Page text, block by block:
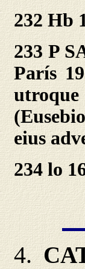
232 Hb
233 P
París
eius
234 lo
4.